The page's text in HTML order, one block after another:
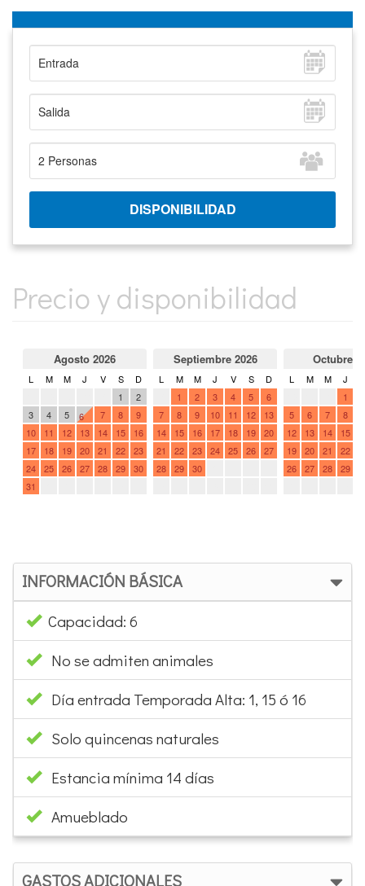
Precio y disponibilidad
INFORMACIÓN BÁSICA
Capacidad: 6
No se admiten animales
Día entrada Temporada Alta: 1, 15 ó 16
Solo quincenas naturales
Estancia mínima 14 días
Amueblado
GASTOS ADICIONALES